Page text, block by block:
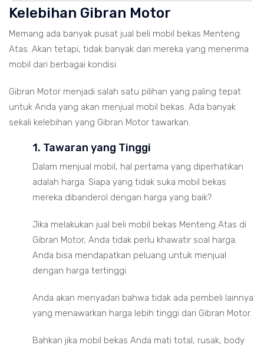
Kelebihan Gibran Motor
Memang ada banyak pusat jual beli mobil bekas Menteng
Atas. Akan tetapi, tidak banyak dari mereka yang menerima
mobil dari berbagai kondisi.
Gibran Motor menjadi salah satu pilihan yang paling tepat
untuk Anda yang akan menjual mobil bekas. Ada banyak
sekali kelebihan yang Gibran Motor tawarkan.
1. Tawaran yang Tinggi
Dalam menjual mobil, hal pertama yang diperhatikan
adalah harga. Siapa yang tidak suka mobil bekas
mereka dibanderol dengan harga yang baik?
Jika melakukan jual beli mobil bekas Menteng Atas di
Gibran Motor, Anda tidak perlu khawatir soal harga.
Anda bisa mendapatkan peluang untuk menjual
dengan harga tertinggi.
Anda akan menyadari bahwa tidak ada pembeli lainnya
yang menawarkan harga lebih tinggi dari Gibran Motor.
Bahkan jika mobil bekas Anda mati total, rusak, body